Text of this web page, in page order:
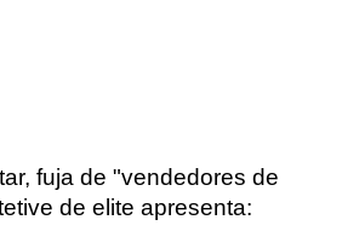
fuja de "vendedores de
de elite apresenta: